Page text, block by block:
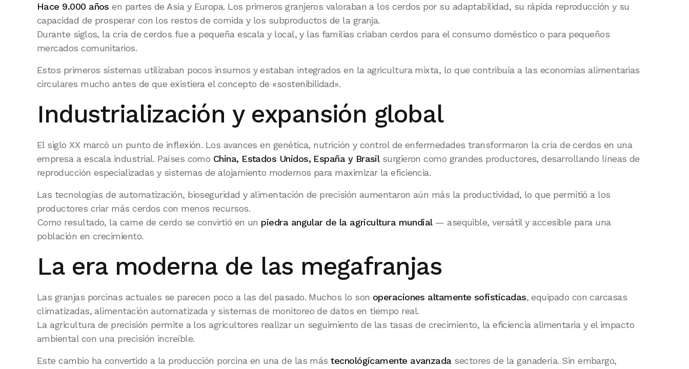
Hace 9.000 años en partes de Asia y Europa. Los primeros granjeros valoraban a los cerdos por su adaptabilidad, su rápida reproducción y su
capacidad de prosperar con los restos de comida y los subproductos de la granja.
Durante siglos, la cría de cerdos fue a pequeña escala y local, y las familias criaban cerdos para el consumo doméstico o para pequeños
mercados comunitarios.
Estos primeros sistemas utilizaban pocos insumos y estaban integrados en la agricultura mixta, lo que contribuía a las economías alimentarias
circulares mucho antes de que existiera el concepto de «sostenibilidad».
Industrialización y expansión global
El siglo XX marcó un punto de inflexión. Los avances en genética, nutrición y control de enfermedades transformaron la cría de cerdos en una
empresa a escala industrial. Países como China, Estados Unidos, España y Brasilsurgieron como grandes productores, desarrollando líneas de
reproducción especializadas y sistemas de alojamiento modernos para maximizar la eficiencia.
Las tecnologías de automatización, bioseguridad y alimentación de precisión aumentaron aún más la productividad, lo que permitió a los
productores criar más cerdos con menos recursos.
Como resultado, la carne de cerdo se convirtió en un piedra angular de la agricultura mundial— asequible, versátil y accesible para una
población en crecimiento.
La era moderna de las megafranjas
Las granjas porcinas actuales se parecen poco a las del pasado. Muchos lo son operaciones altamente sofisticadas, equipado con carcasas
climatizadas, alimentación automatizada y sistemas de monitoreo de datos en tiempo real.
La agricultura de precisión permite a los agricultores realizar un seguimiento de las tasas de crecimiento, la eficiencia alimentaria y el impacto
ambiental con una precisión increíble.
Este cambio ha convertido a la producción porcina en una de las mástecnológicamente avanzadasectores de la ganadería. Sin embargo,